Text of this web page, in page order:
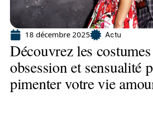
18 décembre 2025 Actu
Découvrez les
obsession et sensualité
pimenter votre vie